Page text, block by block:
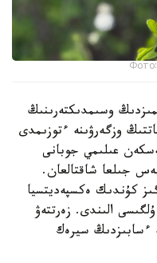
وسىمدىكتەرىنىڭ
وزگەرۋىنە ءتوزىمدى
عىلىمي جوبانى
جىلعا شاقتالعان.
كۇندىك ەكسپەديتسيا
الىندى. زەرتتەۋ
ءسابىزدىڭ سيرەك